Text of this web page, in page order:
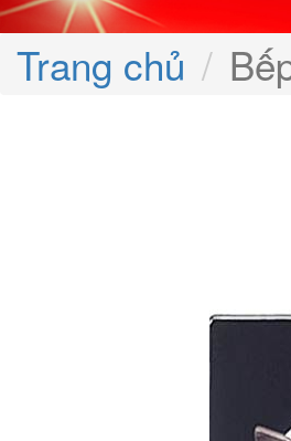
Trang chủ